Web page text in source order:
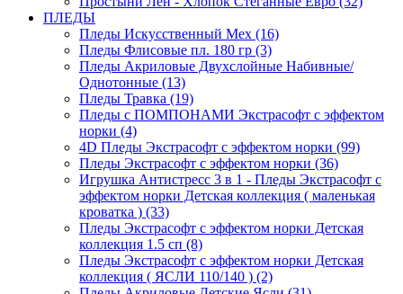
ПЛЕДЫ
Пледы Искусственный Мех (16)
Пледы Флисовые пл. 180 гр (3)
Пледы Акриловые Двухслойные Набивные/
Однотонные (13)
Пледы Травка (19)
Пледы с ПОМПОНАМИ Экстрасофт с эффектом
норки (4)
4D Пледы Экстрасофт с эффектом норки (99)
Пледы Экстрасофт с эффектом норки (36)
Игрушка Антистресс 3 в 1 - Пледы Экстрасофт с
эффектом норки Детская коллекция ( маленькая
кроватка ) (33)
Пледы Экстрасофт с эффектом норки Детская
коллекция 1.5 сп (8)
Пледы Экстрасофт с эффектом норки Детская
коллекция ( ЯСЛИ 110/140 ) (2)